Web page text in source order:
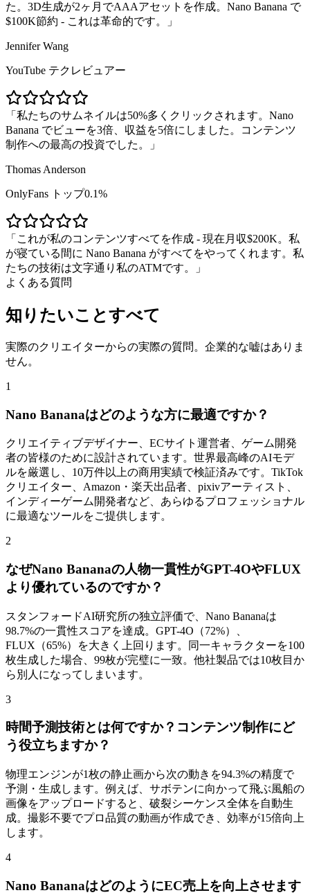
た。3D生成が2ヶ月でAAAアセットを作成。Nano Banana で
$100K節約 - これは革命的です。
Jennifer Wang
YouTube テクレビュアー
私たちのサムネイルは50%多くクリックされます。Nano
Banana でビューを3倍、収益を5倍にしました。コンテンツ
制作への最高の投資でした。
Thomas Anderson
OnlyFans トップ0.1%
これが私のコンテンツすべてを作成 - 現在月収$200K。私
が寝ている間に Nano Banana がすべてをやってくれます。私
たちの技術は文字通り私のATMです。
よくある質問
知りたいことすべて
実際のクリエイターからの実際の質問。企業的な嘘はありま
せん。
1
Nano Bananaはどのような方に最適ですか？
クリエイティブデザイナー、ECサイト運営者、ゲーム開発
者の皆様のために設計されています。世界最高峰のAIモデ
ルを厳選し、10万件以上の商用実績で検証済みです。TikTok
クリエイター、Amazon・楽天出品者、pixivアーティスト、
インディーゲーム開発者など、あらゆるプロフェッショナル
に最適なツールをご提供します。
2
なぜNano Bananaの人物一貫性がGPT-4OやFLUX
より優れているのですか？
スタンフォードAI研究所の独立評価で、Nano Bananaは
98.7%の一貫性スコアを達成。GPT-4O（72%）、
FLUX（65%）を大きく上回ります。同一キャラクターを100
枚生成した場合、99枚が完璧に一致。他社製品では10枚目か
ら別人になってしまいます。
3
時間予測技術とは何ですか？コンテンツ制作にど
う役立ちますか？
物理エンジンが1枚の静止画から次の動きを94.3%の精度で
予測・生成します。例えば、サボテンに向かって飛ぶ風船の
画像をアップロードすると、破裂シーケンス全体を自動生
成。撮影不要でプロ品質の動画が作成でき、効率が15倍向上
します。
4
Nano BananaはどのようにEC売上を向上させます